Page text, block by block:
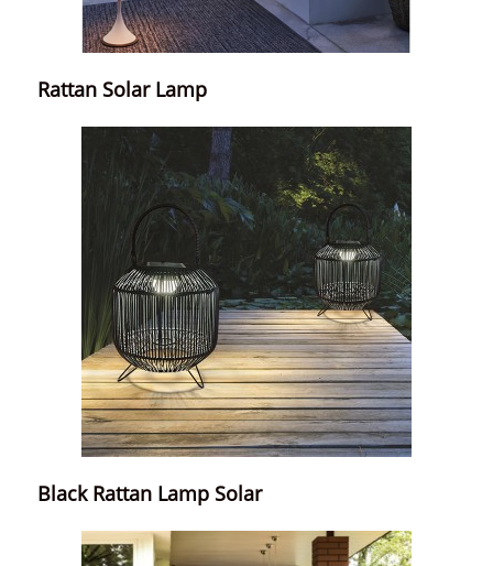
Rattan Solar Lamp
Black Rattan Lamp Solar